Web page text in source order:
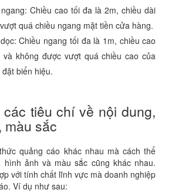
Chiều cao tối đa là 2m, chiều dài
quá chiều ngang mặt tiền cửa hàng.
Chiều ngang tối đa là 1m, chiều cao
không được vượt quá chiều cao của
biển hiệu.
tiêu chí về nội dung,
màu sắc
quảng cáo khác nhau mà cách thể
hình ảnh và màu sắc cũng khác nhau.
với tính chất lĩnh vực mà doanh nghiệp
Ví dụ như sau: